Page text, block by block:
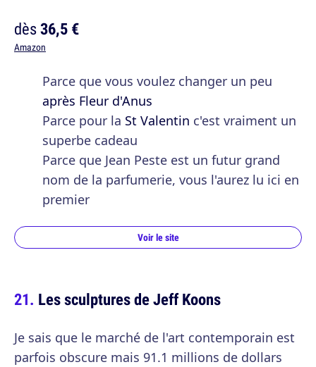
dès36,5 €
Amazon
Parce que vous voulez changer un peu
après Fleur d'Anus
Parce pour la St Valentin c'est vraiment un
superbe cadeau
Parce que Jean Peste est un futur grand
nom de la parfumerie, vous l'aurez lu ici en
premier
Voir le site
Les sculptures de Jeff Koons
Je sais que le marché de l'art contemporain est
parfois obscure mais 91.1 millions de dollars